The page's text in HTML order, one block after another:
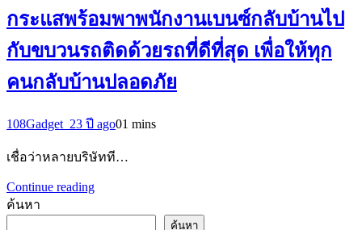
กระแสพร้อมพาพนักงานเบนซ์กลับบ้านไป
กับขบวนรถติดด้วยรถที่ดีที่สุด เพื่อให้ทุก
คนกลับบ้านปลอดภัย
108Gadget_23 ปี ago01 mins
เชื่อว่าหลายบริษัทที…
Continue reading
ค้นหา
ค้นหา